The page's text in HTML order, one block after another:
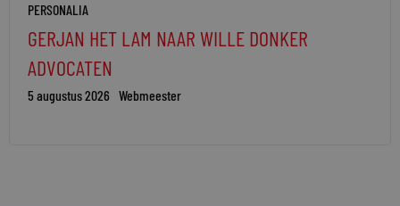
PERSONALIA
GERJAN HET LAM NAAR WILLE DONKER
ADVOCATEN
5 augustus 2026 Webmeester